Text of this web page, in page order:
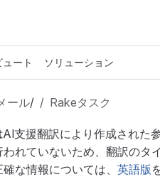
ート ソリューション
ール/ Rakeタスク
支援翻訳により作成された
れていないため、翻訳のタ
な情報については、 英語版